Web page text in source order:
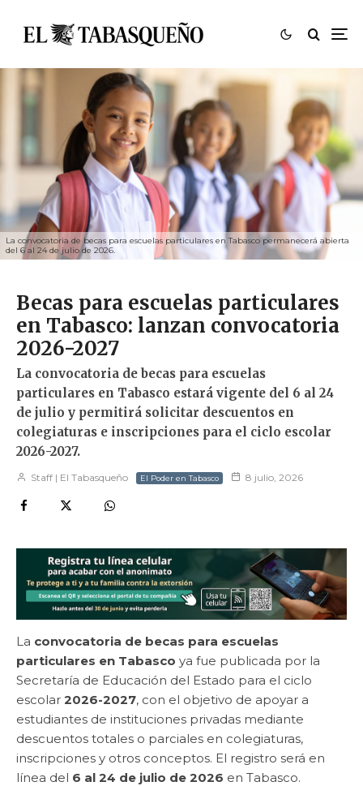
La convocatoria de becas para escuelas particulares en Tabasco permanecerá abierta
del 6 al 24 de julio de 2026.
Becas para escuelas particulares
en Tabasco: lanzan convocatoria
2026-2027
La convocatoria de becas para escuelas
particulares en Tabasco estará vigente del 6 al 24
de julio y permitirá solicitar descuentos en
colegiaturas e inscripciones para el ciclo escolar
2026-2027.
Staff | El Tabasqueño El Poder en Tabasco 8 julio, 2026
La convocatoria de becas para escuelas
particulares en Tabasco ya fue publicada por la
Secretaría de Educación del Estado para el ciclo
escolar 2026-2027, con el objetivo de apoyar a
estudiantes de instituciones privadas mediante
descuentos totales o parciales en colegiaturas,
inscripciones y otros conceptos. El registro será en
línea del 6 al 24 de julio de 2026 en Tabasco.